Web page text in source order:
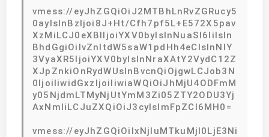
vmess://eyJhZGQiOiJ2MTBhLnRvZGRucy5
0ayIsInBzIjoi8J+Ht/Cfh7pf5L+E572X5pav
XzMiLCJ0eXBlIjoiYXV0byIsInNuaSI6IiIsIn
BhdGgiOiIvZnItdW5saW1pdHh4eCIsInNlY
3VyaXR5IjoiYXV0byIsInNraXAtY2VydC12Z
XJpZnkiOnRydWUsInBvcnQiOjgwLCJob3N
0IjoiIiwidGxzIjoiIiwiaWQiOiJhMjU4ODFmM
y05NjdmLTMyNjUtYmM3Zi05ZTY2ODU3Yj
AxNmIiLCJuZXQiOiJ3cyIsImFpZCI6MH0=
vmess://eyJhZGQiOiIxNjIuMTkuMjI0LjE3Ni